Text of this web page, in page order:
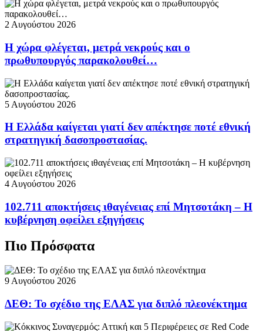
2 Αυγούστου 2026
Η χώρα φλέγεται, μετρά νεκρούς και ο
πρωθυπουργός παρακολουθεί…
5 Αυγούστου 2026
Η Ελλάδα καίγεται γιατί δεν απέκτησε ποτέ εθνική
στρατηγική δασοπροστασίας.
4 Αυγούστου 2026
102.711 αποκτήσεις ιθαγένειας επί Μητσοτάκη – Η
κυβέρνηση οφείλει εξηγήσεις
Πιο Πρόσφατα
9 Αυγούστου 2026
ΔΕΘ: Το σχέδιο της ΕΛΑΣ για διπλό πλεονέκτημα